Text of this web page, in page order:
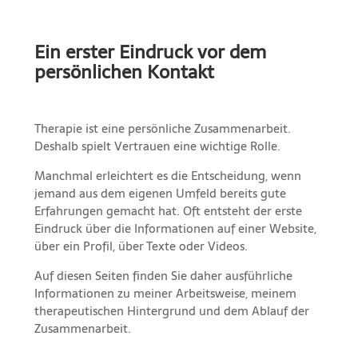
Ein erster Eindruck vor dem
persönlichen Kontakt
Therapie ist eine persönliche Zusammenarbeit.
Deshalb spielt Vertrauen eine wichtige Rolle.
Manchmal erleichtert es die Entscheidung, wenn
jemand aus dem eigenen Umfeld bereits gute
Erfahrungen gemacht hat. Oft entsteht der erste
Eindruck über die Informationen auf einer Website,
über ein Profil, über Texte oder Videos.
Auf diesen Seiten finden Sie daher ausführliche
Informationen zu meiner Arbeitsweise, meinem
therapeutischen Hintergrund und dem Ablauf der
Zusammenarbeit.